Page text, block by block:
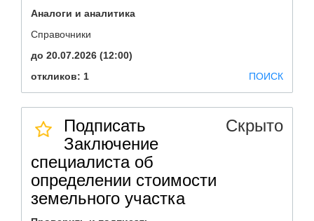
Аналоги и аналитика
Справочники
до 20.07.2026 (12:00)
откликов: 1
ПОИСК
Подписать
Заключение
специалиста об
определении стоимости
земельного участка
Скрыто